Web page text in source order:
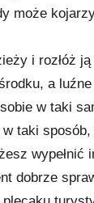
może
i rozłóż
a
w taki
taki sposób,
wypełnić
dobrze